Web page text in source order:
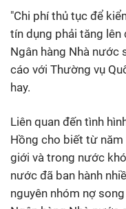
"Chi phí thủ tục để
tín dụng phải tăng lên
Ngân hàng Nhà nước
cáo với Thường vụ
hay.
Liên quan đến tình
Hồng cho biết từ
giới và trong nước
nước đã ban hành
nguyên nhóm nợ